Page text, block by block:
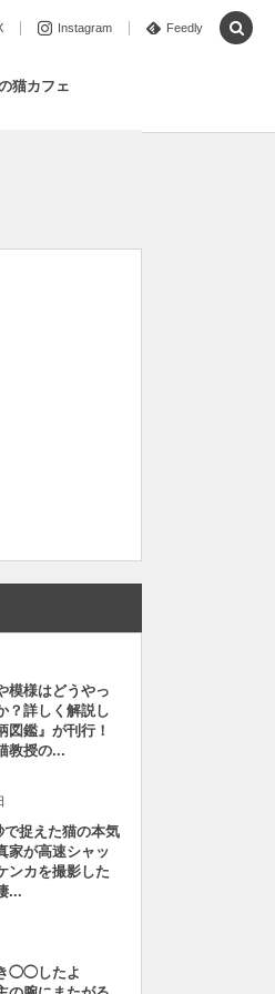
Instagram Feedly
猫カフェ
模様はどうやっ
？詳しく解説し
図鑑』が刊行！
教授の...
で捉えた猫の本気
家が高速シャッ
ンカを撮影した
...
◯◯したよ